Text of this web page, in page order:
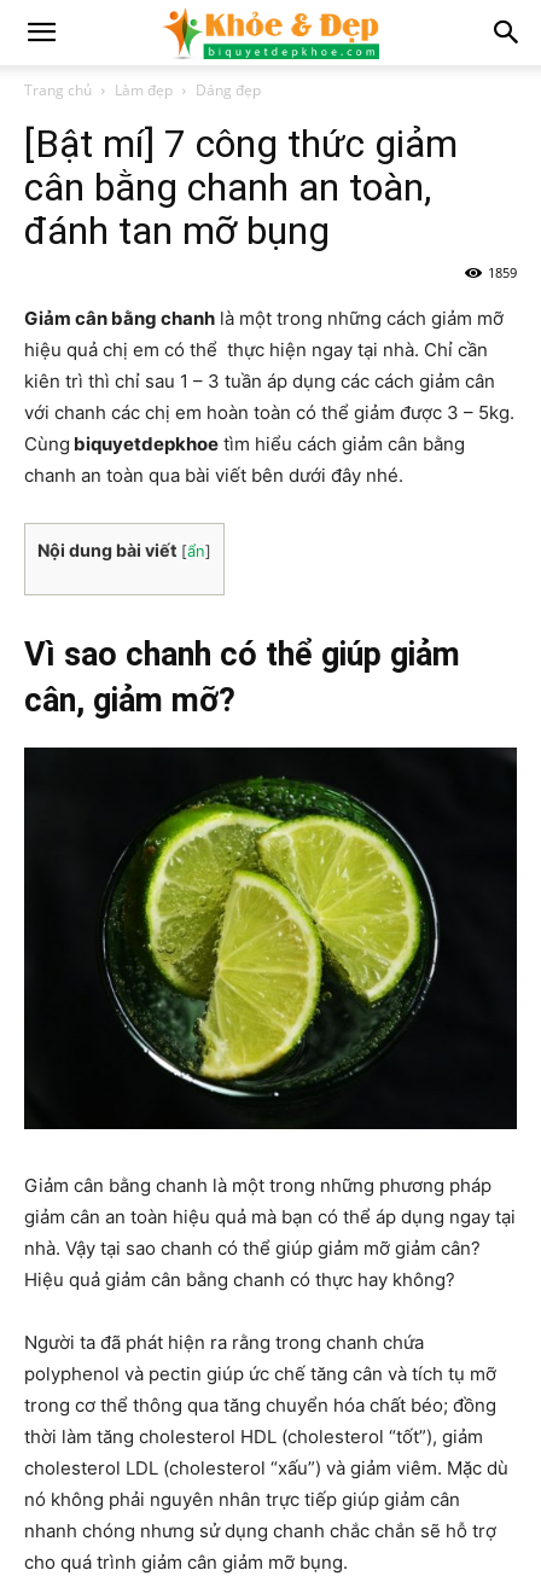
Trang chủ Làm đẹp Dáng đẹp
[Bật mí] 7 công thức giảm
cân bằng chanh an toàn,
đánh tan mỡ bụng
1859
Giảm cân bằng chanh là một trong những cách giảm mỡ
hiệu quả chị em có thể thực hiện ngay tại nhà. Chỉ cần
kiên trì thì chỉ sau 1 – 3 tuần áp dụng các cách giảm cân
với chanh các chị em hoàn toàn có thể giảm được 3 – 5kg.
Cùng biquyetdepkhoe tìm hiểu cách giảm cân bằng
chanh an toàn qua bài viết bên dưới đây nhé.
Nội dung bài viết [ẩn]
Vì sao chanh có thể giúp giảm
cân, giảm mỡ?
Giảm cân bằng chanh là một trong những phương pháp
giảm cân an toàn hiệu quả mà bạn có thể áp dụng ngay tại
nhà. Vậy tại sao chanh có thể giúp giảm mỡ giảm cân?
Hiệu quả giảm cân bằng chanh có thực hay không?
Người ta đã phát hiện ra rằng trong chanh chứa
polyphenol và pectin giúp ức chế tăng cân và tích tụ mỡ
trong cơ thể thông qua tăng chuyển hóa chất béo; đồng
thời làm tăng cholesterol HDL (cholesterol “tốt”), giảm
cholesterol LDL (cholesterol “xấu”) và giảm viêm. Mặc dù
nó không phải nguyên nhân trực tiếp giúp giảm cân
nhanh chóng nhưng sử dụng chanh chắc chắn sẽ hỗ trợ
cho quá trình giảm cân giảm mỡ bụng.